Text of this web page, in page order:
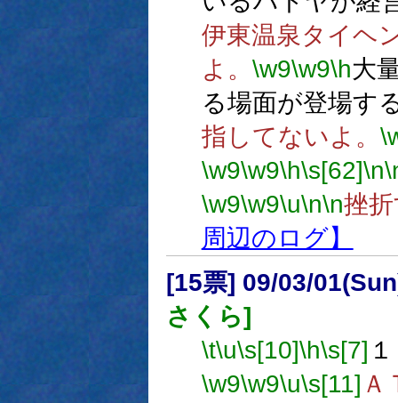
伊東温泉タイヘ
よ。 \w9\w9\h大
る場面が登場す
指してないよ。
\w9\w9\h\s[62]\n
\w9\w9\u\n\n挫
周辺のログ】
[15票] 09/03/
さくら]
\t\u\s[10]\h\s[7]
\w9\w9\u\s[11] Ａ